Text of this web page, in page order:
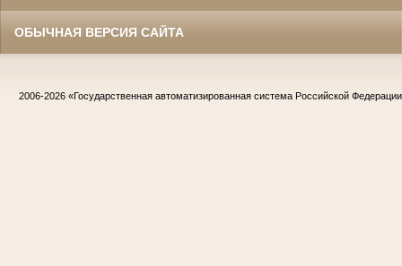
ОБЫЧНАЯ ВЕРСИЯ САЙТА
2006-2026 «Государственная автоматизированная система Российской